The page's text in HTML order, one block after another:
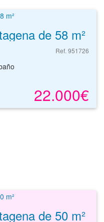
de 58 m²
Ref. 951726
22.000€
de 50 m²